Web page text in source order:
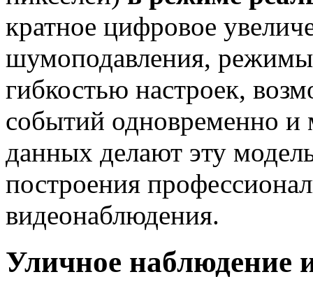
кратное цифровое
шумоподавления,
гибкостью настроек,
событий одновременно и
данных делают эту
построения
видеонаблюдения.
Уличное наблюдение